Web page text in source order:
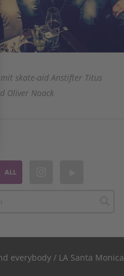
mit skate-aid Anstifter Titus
Oliver Noack
ALL
everybody / LA Santa Monica